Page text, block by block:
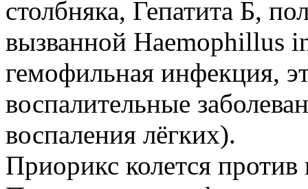
столбняка, Гепатита Б,
вызванной Haemophillus
гемофильная инфекция,
воспалительные
воспаления лёгких).
Приорикс колется